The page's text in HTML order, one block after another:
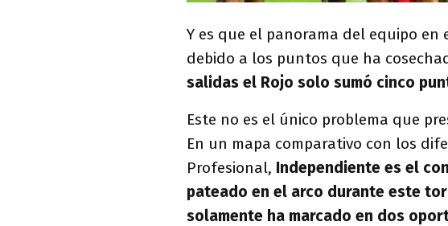
Y es que el panorama del equipo
debido a los puntos que ha
salidas el Rojo solo sumó cinco
Este no es el único problema que
En un mapa comparativo con los
Profesional, Independiente es el
pateado en el arco durante este
solamente ha marcado en dos